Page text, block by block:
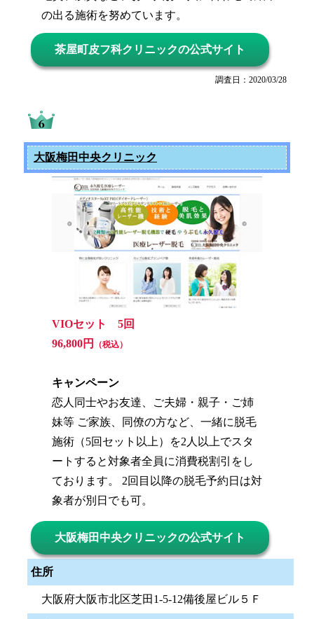
の出る施術を努めています。
茶屋町皮フ科クリニックの公式サイト
調査日：2020/03/28
大阪梅田中央クリニック
VIOセット 5回
96,800円
（税込）
キャンペーン
恋人同士やお友達、ご夫婦・親子・ご姉
妹等 ご家族、同僚の方など、一緒に脱毛
施術（5回セット以上）を2人以上でスタ
ートすると対象者全員に消費税割引をし
ております。 2回目以降の脱毛予約日は対
象者が別日でも可。
大阪梅田中央クリニックの公式サイト
住所
大阪府大阪市北区芝田1-5-12備後屋ビル５Ｆ